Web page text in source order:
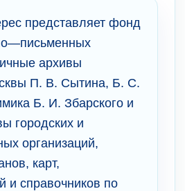
представляет фонд
архивы
П. В. Сытина, Б. С.
Б. И. Збарского и
городских и
организаций,
карт,
и справочников по